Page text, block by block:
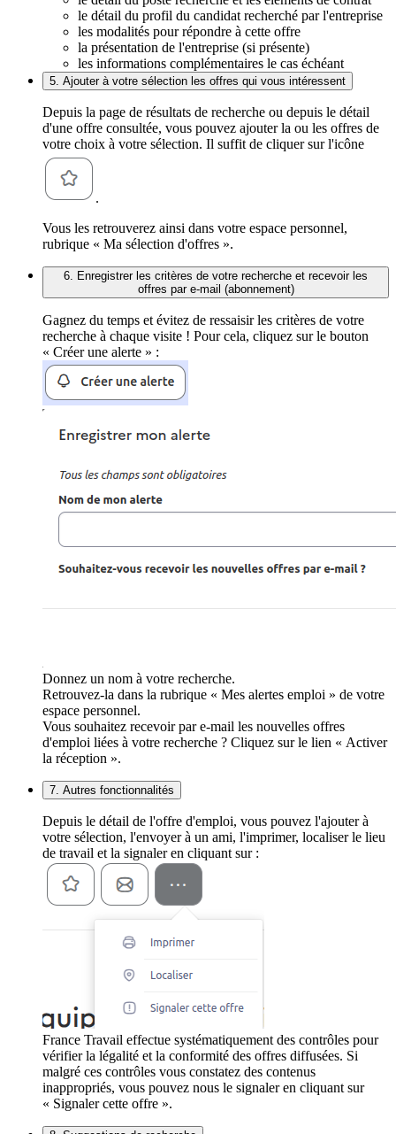
le détail du profil du candidat recherché par l'entreprise
les modalités pour répondre à cette offre
la présentation de l'entreprise (si présente)
les informations complémentaires le cas échéant
5. Ajouter à votre sélection les offres qui vous intéressent
Depuis la page de résultats de recherche ou depuis le détail
d'une offre consultée, vous pouvez ajouter la ou les offres de
votre choix à votre sélection. Il suffit de cliquer sur l'icône
.
Vous les retrouverez ainsi dans votre espace personnel,
rubrique « Ma sélection d'offres ».
6. Enregistrer les critères de votre recherche et recevoir les
offres par e-mail (abonnement)
Gagnez du temps et évitez de ressaisir les critères de votre
recherche à chaque visite ! Pour cela, cliquez sur le bouton
« Créer une alerte » :
Donnez un nom à votre recherche.
Retrouvez-la dans la rubrique « Mes alertes emploi » de votre
espace personnel.
Vous souhaitez recevoir par e-mail les nouvelles offres
d'emploi liées à votre recherche ? Cliquez sur le lien « Activer
la réception ».
7. Autres fonctionnalités
Depuis le détail de l'offre d'emploi, vous pouvez l'ajouter à
votre sélection, l'envoyer à un ami, l'imprimer, localiser le lieu
de travail et la signaler en cliquant sur :
France Travail effectue systématiquement des contrôles pour
vérifier la légalité et la conformité des offres diffusées. Si
malgré ces contrôles vous constatez des contenus
inappropriés, vous pouvez nous le signaler en cliquant sur
« Signaler cette offre ».